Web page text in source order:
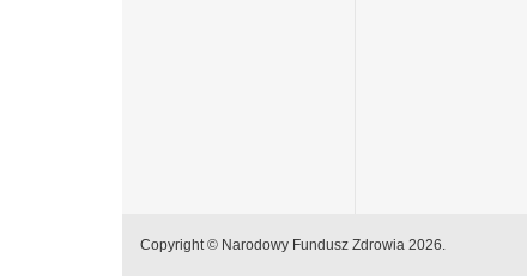
Copyright © Narodowy Fundusz Zdrowia 2026.